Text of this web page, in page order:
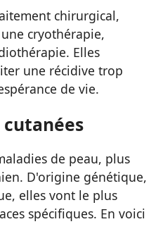
chirurgical,
cryothérapie,
Elles
une récidive trop
de vie.
de peau, plus
D'origine génétique,
elles vont le plus
spécifiques. En voici